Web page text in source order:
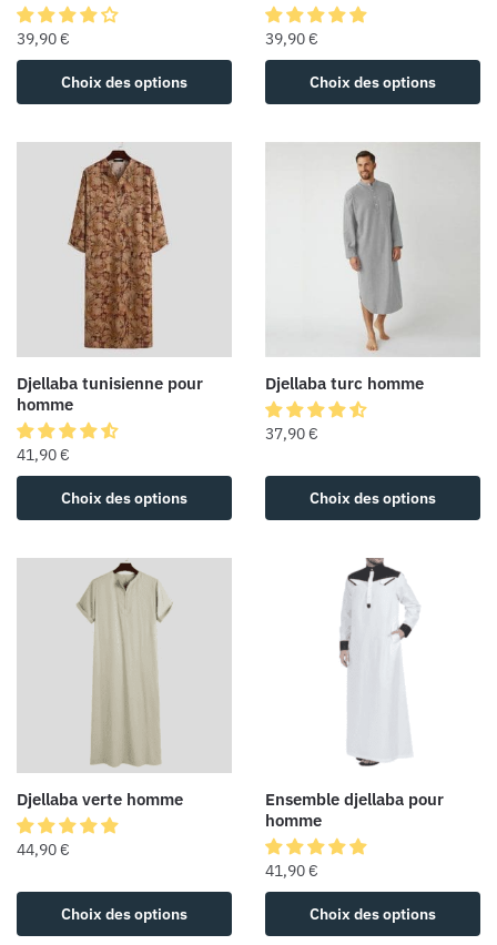
39,90€
Choix des options
39,90€
Choix des options
Djellaba tunisienne pour
homme
41,90€
Choix des options
Djellaba turc homme
37,90€
Choix des options
Djellaba verte homme
44,90€
Choix des options
Ensemble djellaba pour
homme
41,90€
Choix des options